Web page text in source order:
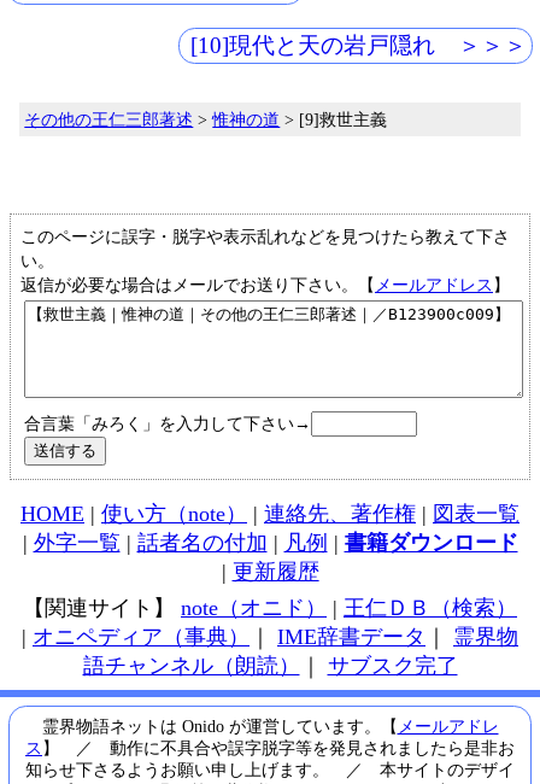
[10]現代と天の岩戸隠れ ＞＞＞
その他の王仁三郎著述 >惟神の道 > [9]救世主義
このページに誤字・脱字や表示乱れなどを見つけたら教えて下さ
い。
返信が必要な場合はメールでお送り下さい。【 メールアドレス 】
合言葉「みろく」を入力して下さい→
HOME | 使い方（note） | 連絡先、著作権 | 図表一覧
| 外字一覧 | 話者名の付加 | 凡例 | 書籍ダウンロード
| 更新履歴
【関連サイト】 note（オニド） | 王仁ＤＢ（検索）
| オニペディア（事典） ｜ IME辞書データ ｜ 霊界物
語チャンネル（朗読）
｜ サブスク完了
霊界物語ネットは Onido が運営しています。【 メールアドレ
ス 】 ／ 動作に不具合や誤字脱字等を発見されましたら是非お
知らせ下さるようお願い申し上げます。 ／ 本サイトのデザイ